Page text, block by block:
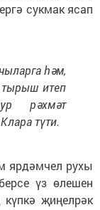
сукмак ясап
һәм,
тырыш итеп
рәхмәт
түти.
ярдәмчел рухы
үз өлешен
җиңелрәк